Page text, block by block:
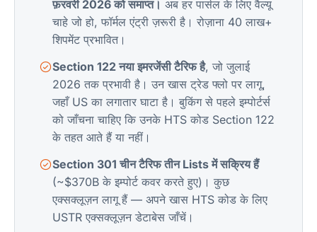
फ़रवरी 2026 को समाप्त। अब हर पार्सल के लिए वैल्यू
चाहे जो हो, फॉर्मल एंट्री ज़रूरी है। रोज़ाना 40 लाख+
शिपमेंट प्रभावित।
Section 122 नया इमरजेंसी टैरिफ है, जो जुलाई
2026 तक प्रभावी है। उन खास ट्रेड फ्लो पर लागू,
जहाँ US का लगातार घाटा है। बुकिंग से पहले इम्पोर्टर्स
को जाँचना चाहिए कि उनके HTS कोड Section 122
के तहत आते हैं या नहीं।
Section 301 चीन टैरिफ तीन Lists में सक्रिय हैं
(~$370B के इम्पोर्ट कवर करते हुए)। कुछ
एक्सक्लूज़न लागू हैं — अपने खास HTS कोड के लिए
USTR एक्सक्लूज़न डेटाबेस जाँचें।